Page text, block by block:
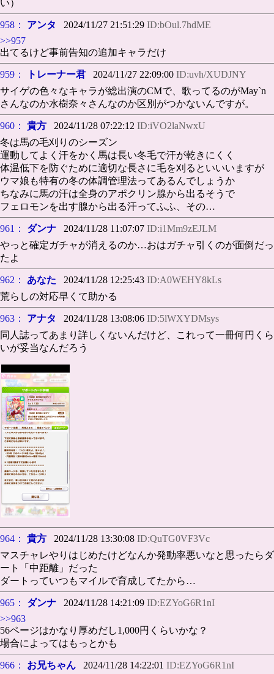
い）
958： アンタ 2024/11/27 21:51:29 ID:bOul.7hdME
>>957
出てるけど事前告知の追加キャラだけ
959： トレーナー君 2024/11/27 22:09:00 ID:uvh/XUDJNY
サイゲの色々なキャラが総出演のCMで、歌ってるのがMay`n
さんなのか水樹奈々さんなのか区別がつかないんですが。
960： 貴方 2024/11/28 07:22:12 ID:iVO2laNwxU
冬は馬の毛刈りのシーズン
運動してよく汗をかく馬は長い冬毛で汗が乾きにくく
体温低下を防ぐために適切な長さに毛を刈るといいいますが
ウマ娘も特有の冬の体調管理法ってあるんでしょうか
ちなみに馬の汗は全身のアポクリン腺から出るそうで
フェロモンを出す腺から出る汗ってふふ、その…
961： ダンナ 2024/11/28 11:07:07 ID:i1Mm9zEJLM
やっと確定ガチャが消えるのか…おはガチャ引くのが面倒だっ
たよ
962： あなた 2024/11/28 12:25:43 ID:A0WEHY8kLs
荒らしの対応早くて助かる
963： アナタ 2024/11/28 13:08:06 ID:5lWXYDMsys
同人誌ってあまり詳しくないんだけど、これって一冊何円くら
いが妥当なんだろう
964： 貴方 2024/11/28 13:30:08 ID:QuTG0VF3Vc
マスチャレやりはじめたけどなんか発動率悪いなと思ったらダ
ート「中距離」だった
ダートっていつもマイルで育成してたから…
965： ダンナ 2024/11/28 14:21:09 ID:EZYoG6R1nI
>>963
56ページはかなり厚めだし1,000円くらいかな？
場合によってはもっとかも
966： お兄ちゃん 2024/11/28 14:22:01 ID:EZYoG6R1nI